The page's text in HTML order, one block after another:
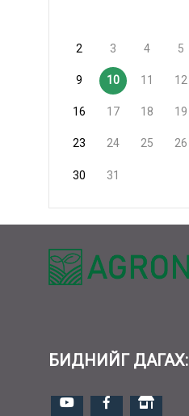
2 3 4 5
9 10 11 12
16 17 18 19
23 24 25 26
30 31
БИДНИЙГ ДАГАХ: